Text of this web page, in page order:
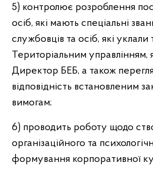
5) контролює розроблення
осіб, які мають спеціальні
службовців та осіб, які уклали
Територіальним управлінням,
Директор БЕБ, а також
відповідність встановленим
вимогам;
6) проводить роботу щодо
організаційного та
формування корпоративної